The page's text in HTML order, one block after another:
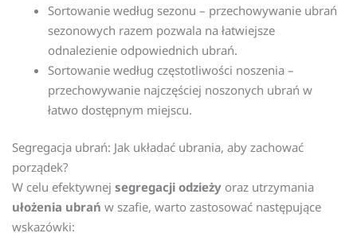
Sortowanie według sezonu – przechowywanie ubrań
sezonowych razem pozwala na łatwiejsze
odnalezienie odpowiednich ubrań.
Sortowanie według częstotliwości noszenia –
przechowywanie najczęściej noszonych ubrań w
łatwo dostępnym miejscu.
Segregacja ubrań: Jak układać ubrania, aby zachować
porządek?
W celu efektywnej segregacji odzieży oraz utrzymania
ułożenia ubrań w szafie, warto zastosować następujące
wskazówki: